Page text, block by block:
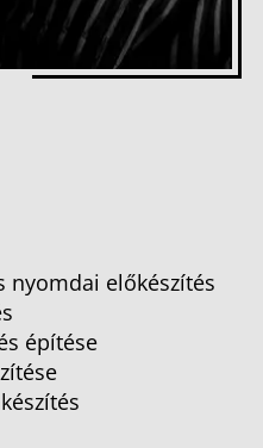
nyomdai előkészítés
építése